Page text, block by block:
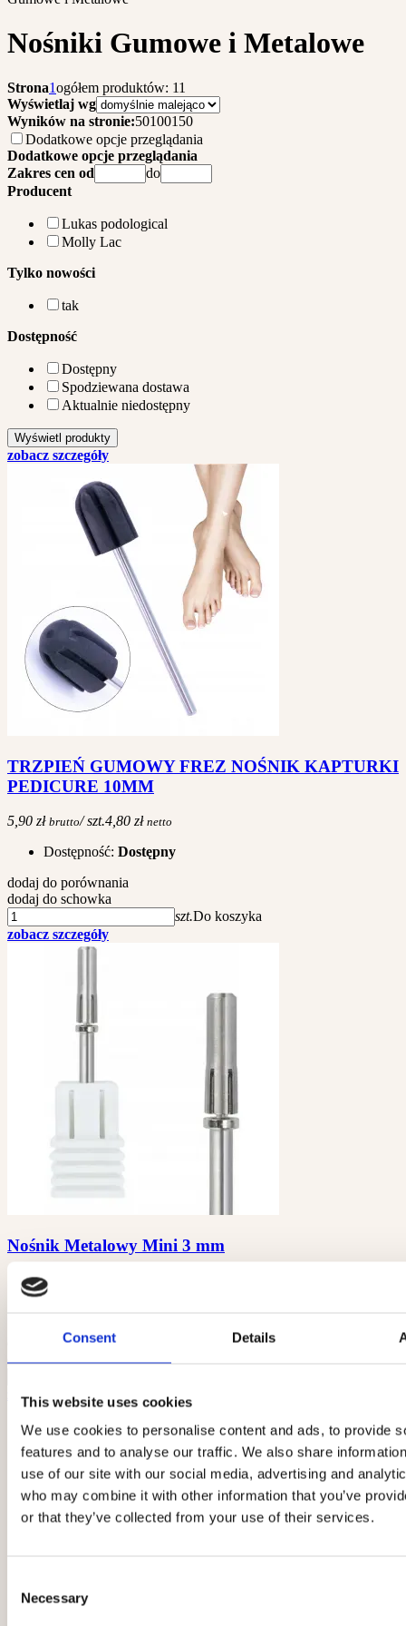
Consent Details
This website uses cookies
We use cookies to personalise content and ads, to provide
features and to analyse our traffic. We also share
use of our site with our social media, advertising and
who may combine it with other information that you’ve
or that they’ve collected from your use of their services.
Selection
Necessary
Nośniki Gumowe i Metalowe
Strona1ogółem produktów: 11
Wyświetlaj wg
Wyników na stronie:50100150
Dodatkowe opcje przeglądania
Dodatkowe opcje przeglądania
Zakres cen od
do
Producent
Lukas podological
Molly Lac
Tylko nowości
tak
Dostępność
Dostępny
Spodziewana dostawa
Aktualnie niedostępny
zobacz szczegóły
TRZPIEŃ GUMOWY FREZ NOŚNIK KAPTURKI
PEDICURE 10MM
5,90 zł brutto/ szt.4,80 zł netto
Dostępność: Dostępny
dodaj do porównania
dodaj do schowka
szt.Do koszyka
zobacz szczegóły
Nośnik Metalowy Mini 3 mm
15,00 zł
dodaj do porównania
dodaj do schowka
zobacz szczegóły